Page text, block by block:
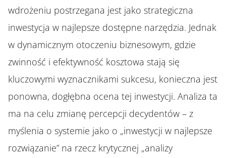
wdrożeniu postrzegana jest jako strategiczna
inwestycja w najlepsze dostępne narzędzia. Jednak
w dynamicznym otoczeniu biznesowym, gdzie
zwinność i efektywność kosztowa stają się
kluczowymi wyznacznikami sukcesu, konieczna jest
ponowna, dogłębna ocena tej inwestycji. Analiza ta
ma na celu zmianę percepcji decydentów – z
myślenia o systemie jako o „inwestycji w najlepsze
rozwiązanie” na rzecz krytycznej „analizy